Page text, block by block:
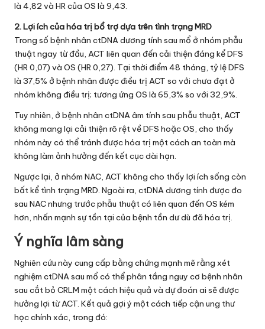
là 4,82 và HR của OS là 9,43.
2. Lợi ích của hóa trị bổ trợ dựa trên tình trạng MRD
Trong số bệnh nhân ctDNA dương tính sau mổ ở nhóm phẫu
thuật ngay từ đầu, ACT liên quan đến cải thiện đáng kể DFS
(HR 0,07) và OS (HR 0,27). Tại thời điểm 48 tháng, tỷ lệ DFS
là 37,5% ở bệnh nhân được điều trị ACT so với chưa đạt ở
nhóm không điều trị; tương ứng OS là 65,3% so với 32,9%.
Tuy nhiên, ở bệnh nhân ctDNA âm tính sau phẫu thuật, ACT
không mang lại cải thiện rõ rệt về DFS hoặc OS, cho thấy
nhóm này có thể tránh được hóa trị một cách an toàn mà
không làm ảnh hưởng đến kết cục dài hạn.
Ngược lại, ở nhóm NAC, ACT không cho thấy lợi ích sống còn
bất kể tình trạng MRD. Ngoài ra, ctDNA dương tính được đo
sau NAC nhưng trước phẫu thuật có liên quan đến OS kém
hơn, nhấn mạnh sự tồn tại của bệnh tồn dư dù đã hóa trị.
Ý nghĩa lâm sàng
Nghiên cứu này cung cấp bằng chứng mạnh mẽ rằng xét
nghiệm ctDNA sau mổ có thể phân tầng nguy cơ bệnh nhân
sau cắt bỏ CRLM một cách hiệu quả và dự đoán ai sẽ được
hưởng lợi từ ACT. Kết quả gợi ý một cách tiếp cận ung thư
học chính xác, trong đó: